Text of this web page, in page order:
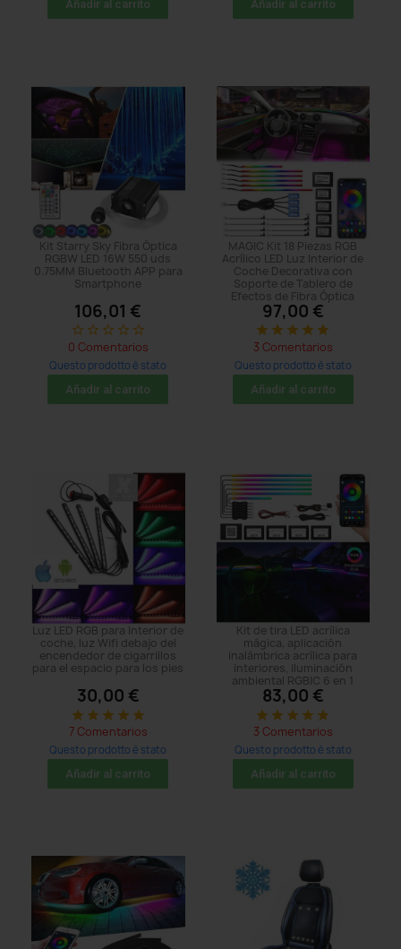
Añadir al carrito Añadir al carrito
Kit Starry Sky Fibra Óptica
RGBW LED 16W 550 uds
0.75MM Bluetooth APP para
Smartphone
106,01 €
star_border star_border star_border star_border star_border
0 Comentarios
Questo prodotto è stato
acquistato: 29 times
Añadir al carrito
MAGIC Kit 18 Piezas RGB
Acrílico LED Luz Interior de
Coche Decorativa con
Soporte de Tablero de
Efectos de Fibra Óptica
97,00 €
star star star star star
3 Comentarios
Questo prodotto è stato
acquistato: 374 times
Añadir al carrito
Luz LED RGB para Interior de
coche, luz Wifi debajo del
encendedor de cigarrillos
para el espacio para los pies
30,00 €
star star star star star
7 Comentarios
Questo prodotto è stato
acquistato: 80 times
Añadir al carrito
Kit de tira LED acrílica
mágica, aplicación
inalámbrica acrílica para
interiores, iluminación
ambiental RGBIC 6 en 1
83,00 €
star star star star star
3 Comentarios
Questo prodotto è stato
acquistato: 47 times
Añadir al carrito